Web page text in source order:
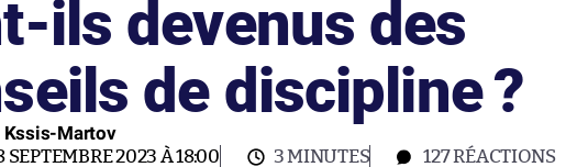
ils devenus des
de discipline ?
Kssis-Martov
SEPTEMBRE 2023 À 18:00 3 MINUTES 127RÉACTIONS